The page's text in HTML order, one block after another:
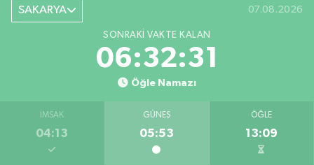
SAKARYA 07.08.2026
SONRAKI VAKTE KALAN
06:32:30
Öğle Namazı
İMSAK
04:13
GÜNEŞ
05:53
ÖĞLE
13:09